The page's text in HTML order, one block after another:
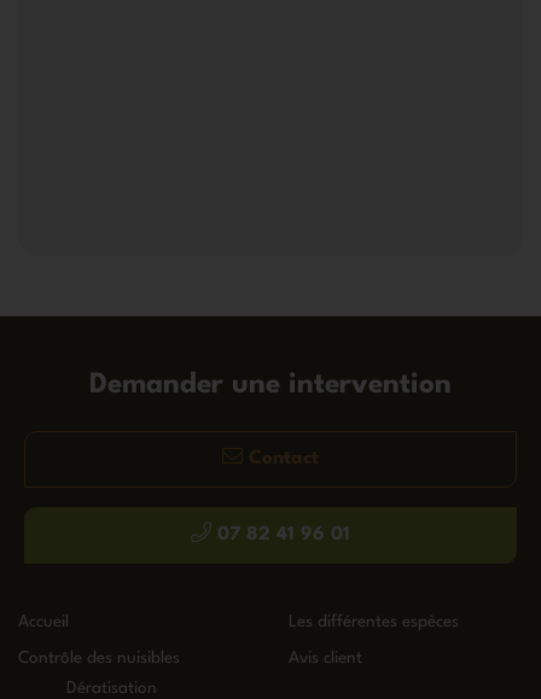
Demander une intervention
07 82 41 96 01
Accueil
Contrôle des nuisibles
Dératisation
Les différentes espèces
Avis client